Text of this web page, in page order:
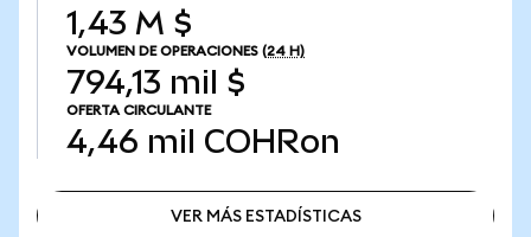
1,43 M $
VOLUMEN DE OPERACIONES (24 H)
794,13 mil $
OFERTA CIRCULANTE
4,46 mil COHRon
VER MÁS ESTADÍSTICAS